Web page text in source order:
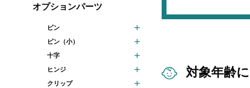
オプションパーツ
ピン
ピン（小）
十字
ヒンジ
クリップ
対象年齢